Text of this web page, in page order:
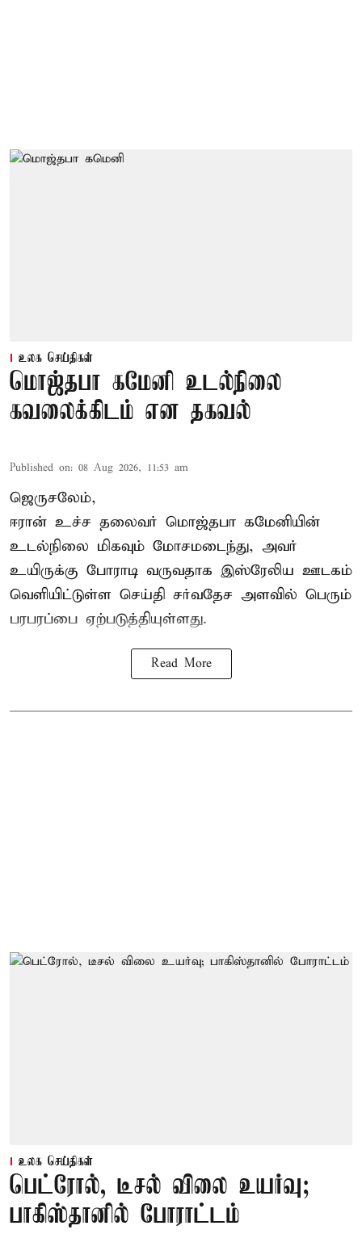
உலக செய்திகள்
மொஜ்தபா கமேனி உடல்நிலை
கவலைக்கிடம் என தகவல்
Published on: 08 Aug 2026, 11:53 am
ஜெருசலேம்,
ஈரான் உச்ச தலைவர் மொஜ்தபா கமேனியின்
உடல்நிலை மிகவும் மோசமடைந்து, அவர்
உயிருக்கு போராடி வருவதாக இஸ்ரேலிய ஊடகம்
வெளியிட்டுள்ள செய்தி சர்வதேச அளவில் பெரும்
பரபரப்பை ஏற்படுத்தியுள்ளது.
Read More
உலக செய்திகள்
பெட்ரோல், டீசல் விலை உயர்வு;
பாகிஸ்தானில் போராட்டம்